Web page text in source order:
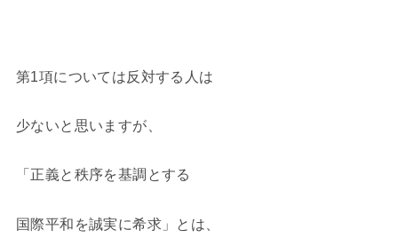
第1項については反対する人は
少ないと思いますが、
「正義と秩序を基調とする
国際平和を誠実に希求」とは、